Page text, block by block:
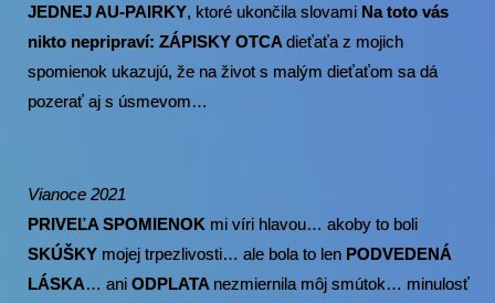
JEDNEJ AU-PAIRKY, ktoré ukončila slovami Na toto vás
nikto nepripraví: ZÁPISKY OTCA dieťaťa z mojich
spomienok ukazujú, že na život s malým dieťaťom sa dá
pozerať aj s úsmevom…
Vianoce 2021
PRIVEĽA SPOMIENOK mi víri hlavou… akoby to boli
SKÚŠKY mojej trpezlivosti… ale bola to len PODVEDENÁ
LÁSKA… ani ODPLATA nezmiernila môj smútok… minulosť